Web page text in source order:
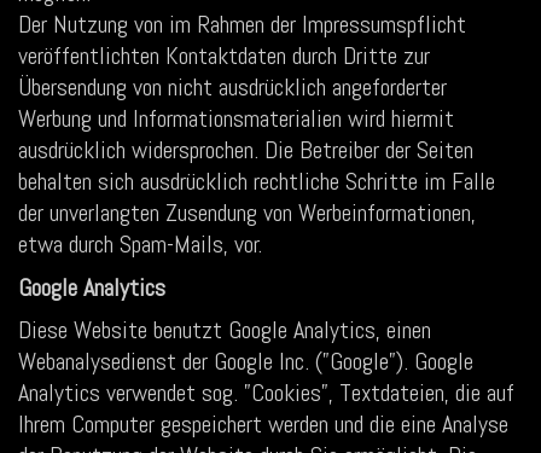
Der Nutzung von im Rahmen der Impressumspflicht
veröffentlichten Kontaktdaten durch Dritte zur
Übersendung von nicht ausdrücklich angeforderter
Werbung und Informationsmaterialien wird hiermit
ausdrücklich widersprochen. Die Betreiber der Seiten
behalten sich ausdrücklich rechtliche Schritte im Falle
der unverlangten Zusendung von Werbeinformationen,
etwa durch Spam-Mails, vor.
Google Analytics
Diese Website benutzt Google Analytics, einen
Webanalysedienst der Google Inc. (”Google”). Google
Analytics verwendet sog. ”Cookies”, Textdateien, die auf
Ihrem Computer gespeichert werden und die eine Analyse